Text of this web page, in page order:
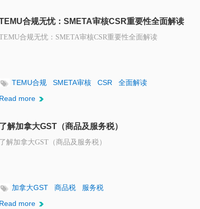
合规无忧：SMETA审核CSR重要性全面解读
合规无忧：SMETA审核CSR重要性全面解读
TEMU合规 SMETA审核 CSR
全面解读
Read more
了解加拿大GST（商品及服务税）
了解加拿大GST（商品及服务税）
加拿大GST 商品税
服务税
Read more